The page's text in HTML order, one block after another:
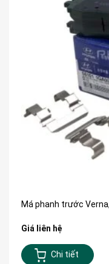
Má phanh trước
Giá liên hệ
Chi tiết